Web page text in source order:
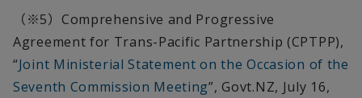
（※5） Comprehensive and Progressive
Agreement for Trans-Pacific Partnership (CPTPP),
“Joint Ministerial Statement on the Occasion of the
Seventh Commission Meeting”, Govt.NZ, July 16,